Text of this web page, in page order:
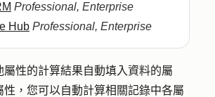
Professional, Enterprise
Hub Professional, Enterprise
屬性的計算結果自動填入資料的屬
性，您可以自動計算相關記錄中各屬